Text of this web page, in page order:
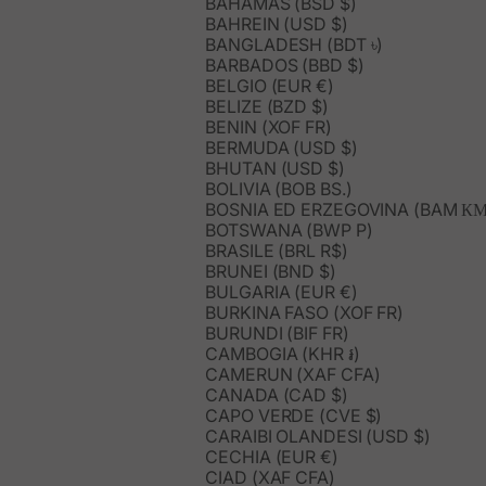
BAHREIN (USD $)
BANGLADESH (BDT ৳)
BARBADOS (BBD $)
BELGIO (EUR €)
BELIZE (BZD $)
BENIN (XOF FR)
BERMUDA (USD $)
BHUTAN (USD $)
BOLIVIA (BOB BS.)
BOSNIA ED ERZEGOVINA (BAM
BOTSWANA (BWP P)
BRASILE (BRL R$)
BRUNEI (BND $)
BULGARIA (EUR €)
BURKINA FASO (XOF FR)
BURUNDI (BIF FR)
CAMBOGIA (KHR ៛)
CAMERUN (XAF CFA)
CANADA (CAD $)
CAPO VERDE (CVE $)
CARAIBI OLANDESI (USD $)
CECHIA (EUR €)
CIAD (XAF CFA)